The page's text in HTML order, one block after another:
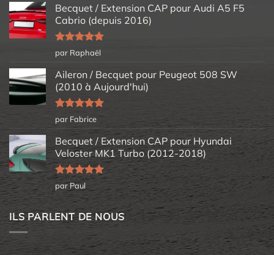
Becquet / Extension CAP pour Audi A5 F5
Cabrio (depuis 2016)
Note5sur
5
par Raphaël
Aileron / Becquet pour Peugeot 508 SW
(2010 à Aujourd'hui)
Note5sur
5
par Fabrice
Becquet / Extension CAP pour Hyundai
Veloster MK1 Turbo (2012-2018)
Note5sur
5
par Paul
ILS PARLENT DE NOUS